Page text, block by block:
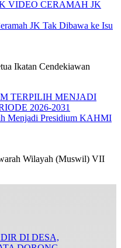
JK Tak Dibawa ke Isu
Ikatan Cendekiawan
Menjadi Presidium KAHMI
Wilayah (Muswil) VII